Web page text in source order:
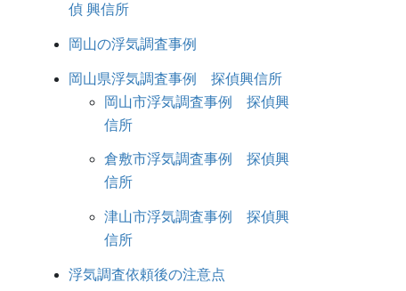
偵 興信所
岡山の浮気調査事例
岡山県浮気調査事例 探偵興信所
岡山市浮気調査事例 探偵興
信所
倉敷市浮気調査事例 探偵興
信所
津山市浮気調査事例 探偵興
信所
浮気調査依頼後の注意点